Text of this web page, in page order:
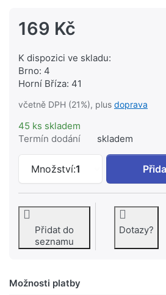
169 Kč
K dispozici ve skladu:
Brno: 4
Horní Bříza: 41
včetně DPH (21%), plus doprava
45 ks skladem
Termín dodání
skladem
Množství:1
RADIK
Přidat do
seznamu
Dotazy?
Možnosti platby